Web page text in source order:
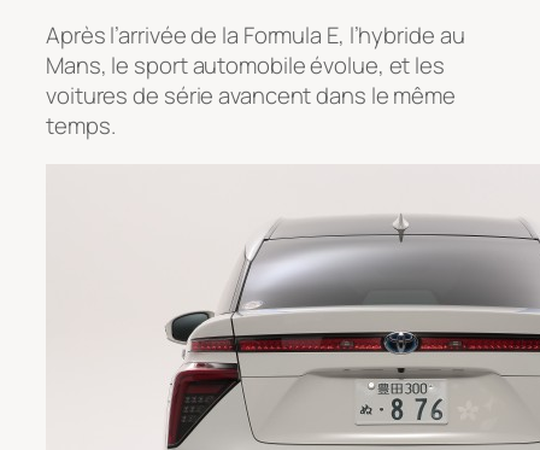
Après l’arrivée de la Formula E, l’hybride au
Mans, le sport automobile évolue, et les
voitures de série avancent dans le même
temps.